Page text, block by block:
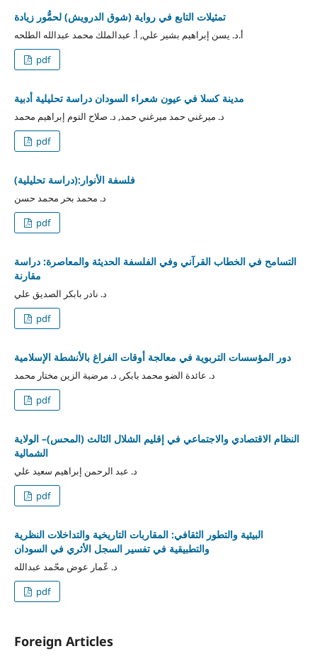
تمثيلات التابع في رواية (شوق الدرويش) لحمُّور زيادة
أ.د. يسن إبراهيم بشير علي, أ. عبدالملك محمد عبدالله الطلحه
pdf
مدينة كسلا في عيون شعراء السودان دراسة تحليلية أدبية
د. ميرغني حمد ميرغني حمد, د. صلاح التوم إبراهيم محمد
pdf
فلسفة الأنوار:(دراسة تحليلية)
د. محمد بحر محمد حسن
pdf
التسامح في الخطاب القرآني وفي الفلسفة الحديثة والمعاصرة: دراسة
مقارنة
د. نادر بابكر الصديق علي
pdf
دور المؤسسات التربوية في معالجة أوقات الفراغ بالأنشطة الإسلامية
د. عائدة الضو محمد بابكر, د. مرضية الزين مختار محمد
pdf
النظام الاقتصادي والاجتماعي في إقليم الشلال الثالث (المحس)– الولاية
الشمالية
د. عبد الرحمن إبراهيم سعيد علي
pdf
البيئية والتطور الثقافي: المقاربات التاريخية والتداخلات النظرية
والتطبيقية في تفسير السجل الأثري في السودان
د. عّمار عوض محّمد عبدالله
pdf
Foreign Articles